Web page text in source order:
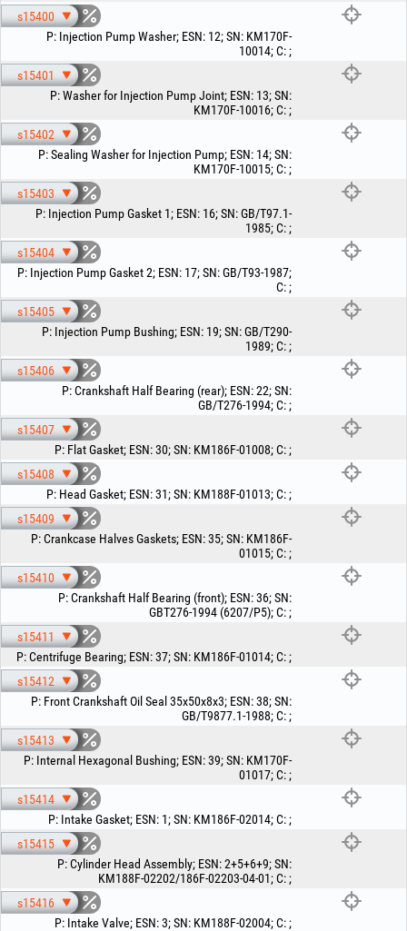
s15400
P: Injection Pump Washer; ESN: 12;SN: KM170F-
10014;C:;
s15401
P:Washer for Injection Pump Joint; ESN: 13;SN:
KM170F-10016;C:;
s15402
P:Sealing Washer for Injection Pump; ESN: 14;SN:
KM170F-10015;C:;
s15403
P: Injection Pump Gasket 1; ESN: 16;SN:GB/T97.1-
1985;C:;
s15404
P: Injection Pump Gasket 2; ESN: 17;SN:GB/T93-1987;
C:;
s15405
P: Injection Pump Bushing; ESN: 19;SN:GB/T290-
1989;C:;
s15406
P:Crankshaft Half Bearing (rear); ESN:22;SN:
GB/T276-1994;C:;
s15407
P: Flat Gasket; ESN:30;SN: KM186F-01008;C:;
s15408
P: Head Gasket; ESN:31;SN: KM188F-01013;C:;
s15409
P:Crankcase Halves Gaskets; ESN:35;SN: KM186F-
01015;C:;
s15410
P:Crankshaft Half Bearing (front); ESN:36;SN:
GBT276-1994 (6207/P5);C:;
s15411
P:Centrifuge Bearing; ESN:37;SN: KM186F-01014;C:;
s15412
P: Front Crankshaft Oil Seal 35x50x8x3; ESN:38;SN:
GB/T9877.1-1988;C:;
s15413
P: Internal Hexagonal Bushing; ESN:39;SN: KM170F-
01017;C:;
s15414
P: Intake Gasket; ESN: 1;SN: KM186F-02014;C:;
s15415
P:Cylinder Head Assembly; ESN:2+5+6+9;SN:
KM188F-02202/186F-02203-04-01;C:;
s15416
P: Intake Valve; ESN:3;SN: KM188F-02004;C:;